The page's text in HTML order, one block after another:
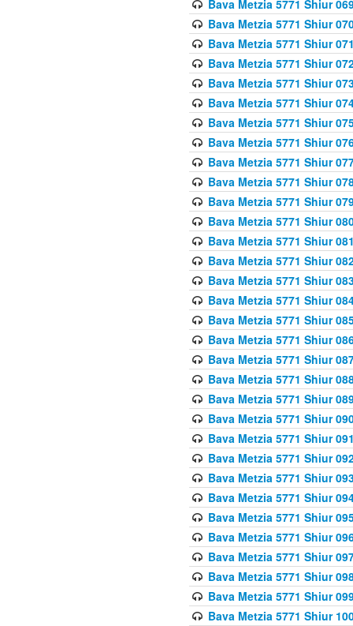
Bava Metzia 5771 Shiur
Bava Metzia 5771 Shiur
Bava Metzia 5771 Shiur
Bava Metzia 5771 Shiur
Bava Metzia 5771 Shiur
Bava Metzia 5771 Shiur
Bava Metzia 5771 Shiur
Bava Metzia 5771 Shiur
Bava Metzia 5771 Shiur
Bava Metzia 5771 Shiur
Bava Metzia 5771 Shiur
Bava Metzia 5771 Shiur
Bava Metzia 5771 Shiur
Bava Metzia 5771 Shiur
Bava Metzia 5771 Shiur
Bava Metzia 5771 Shiur
Bava Metzia 5771 Shiur
Bava Metzia 5771 Shiur
Bava Metzia 5771 Shiur
Bava Metzia 5771 Shiur
Bava Metzia 5771 Shiur
Bava Metzia 5771 Shiur
Bava Metzia 5771 Shiur
Bava Metzia 5771 Shiur
Bava Metzia 5771 Shiur
Bava Metzia 5771 Shiur
Bava Metzia 5771 Shiur
Bava Metzia 5771 Shiur
Bava Metzia 5771 Shiur
Bava Metzia 5771 Shiur
Bava Metzia 5771 Shiur
Bava Metzia 5771 Shiur